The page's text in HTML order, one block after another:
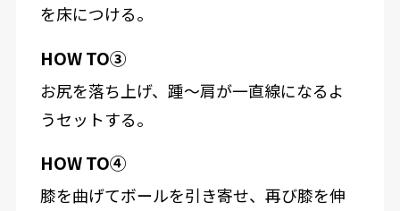
を床につける。
HOW TO③
お尻を落ち上げ、踵～肩が一直線になるよ
うセットする。
HOW TO④
膝を曲げてボールを引き寄せ、再び膝を伸